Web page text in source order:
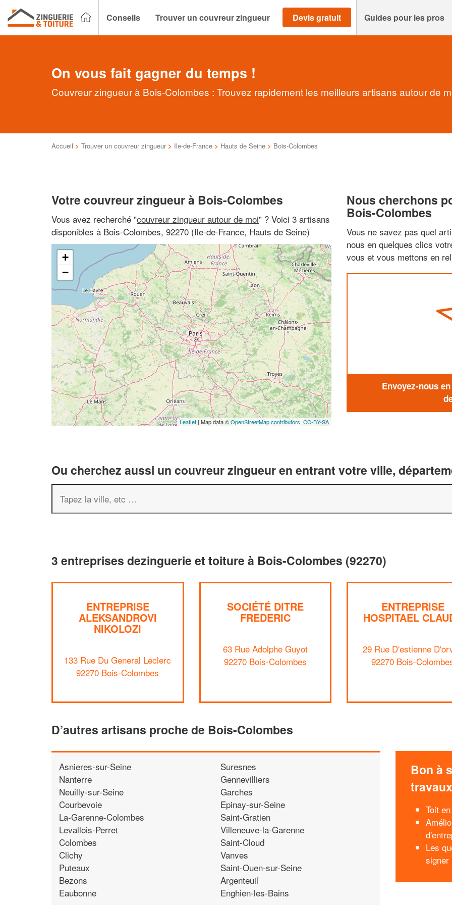
Conseils Trouver un couvreur zingueur Devis gratuit Guides pour les pros
On vous fait gagner du temps !
Couvreur zingueur à Bois-Colombes : Trouvez rapidement les meilleurs artisans autour de
Accueil > Trouver un couvreur zingueur > Ile-de-France > Hauts de Seine > Bois-Colombes
Votre couvreur zingueur à Bois-Colombes
Vous avez recherché "couvreur zingueur autour de moi" ? Voici 3 artisans
disponibles à Bois-Colombes, 92270 (Ile-de-France, Hauts de Seine)
+
−
Leaflet | Map data ©OpenStreetMap contributors, CC-BY-SA
Nous cherchons
Bois-Colombes
Vous ne savez pas quel
nous en quelques clics
vous et vous mettons en
Envoyez-nous
Ou cherchez aussi un couvreur zingueur en entrant votre ville,
3 entreprises dezinguerie et toiture à Bois-Colombes (92270)
ENTREPRISE
ALEKSANDROVI
NIKOLOZI
133 Rue Du General Leclerc
92270 Bois-Colombes
SOCIÉTÉ DITRE
FREDERIC
63 Rue Adolphe Guyot
92270 Bois-Colombes
ENTREPRISE
HOSPITAEL
29 Rue D'estienne
92270 Bois-
D’autres artisans proche de Bois-Colombes
Asnieres-sur-Seine
Nanterre
Neuilly-sur-Seine
Courbevoie
La-Garenne-Colombes
Levallois-Perret
Colombes
Clichy
Puteaux
Bezons
Eaubonne
Suresnes
Gennevilliers
Garches
Epinay-sur-Seine
Saint-Gratien
Villeneuve-la-Garenne
Saint-Cloud
Vanves
Saint-Ouen-sur-Seine
Argenteuil
Enghien-les-Bains
Bon à
travaux
Toit
Les
signer